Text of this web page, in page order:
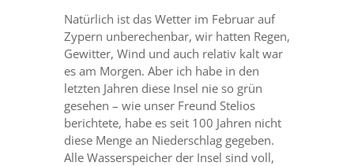
Natürlich ist das Wetter im Februar auf
Zypern unberechenbar, wir hatten Regen,
Gewitter, Wind und auch relativ kalt war
es am Morgen. Aber ich habe in den
letzten Jahren diese Insel nie so grün
gesehen – wie unser Freund Stelios
berichtete, habe es seit 100 Jahren nicht
diese Menge an Niederschlag gegeben.
Alle Wasserspeicher der Insel sind voll,